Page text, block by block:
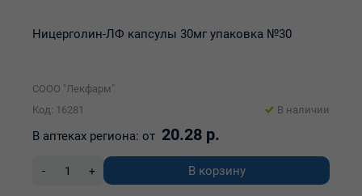
Ницерголин-ЛФ капсулы 30мг упаковка №30
СООО "Лекфарм"
Код: 16281
В наличии
В аптеках региона: от 20.28 р.
- + В корзину